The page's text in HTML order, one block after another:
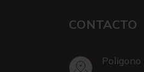
CONTACTO
Poligono